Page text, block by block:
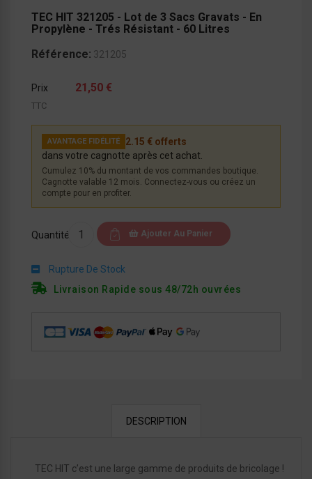
TEC HIT 321205 - Lot de 3 Sacs Gravats - En
Propylène - Trés Résistant - 60 Litres
Référence: 321205
Prix 21,50 €
TTC
AVANTAGE FIDÉLITÉ
2.15 € offerts
dans votre cagnotte après cet achat.
Cumulez 10% du montant de vos commandes boutique.
Cagnotte valable 12 mois. Connectez-vous ou créez un
compte pour en profiter.
Quantité Ajouter Au Panier
Rupture De Stock
Livraison Rapide sous 48/72h ouvrées
DESCRIPTION
TEC HIT c’est une large gamme de produits de bricolage !